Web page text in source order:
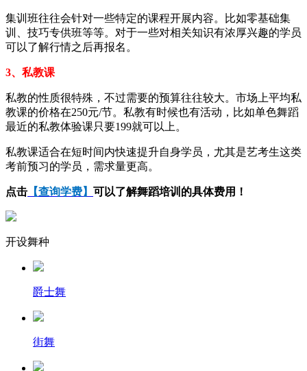
集训班往往会针对一些特定的课程开展内容。比如零基础集
训、技巧专供班等等。对于一些对相关知识有浓厚兴趣的学员
可以了解行情之后再报名。
3、私教课
私教的性质很特殊，不过需要的预算往往较大。市场上平均私
教课的价格在250元/节。私教有时候也有活动，比如单色舞蹈
最近的私教体验课只要199就可以上。
私教课适合在短时间内快速提升自身学员，尤其是艺考生这类
考前预习的学员，需求量更高。
点击 【查询学费】 可以了解舞蹈培训的具体费用！
开设舞种
爵士舞
街舞